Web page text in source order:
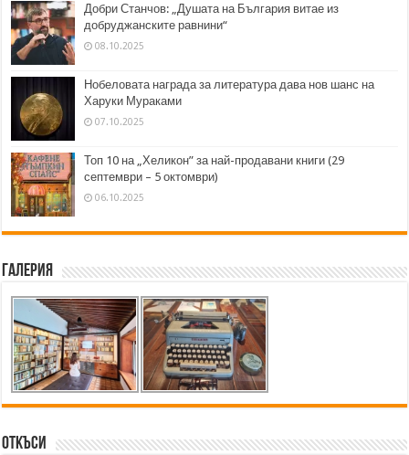
Добри Станчов: „Душата на България витае из
добруджанските равнини“
08.10.2025
Нобеловата награда за литература дава нов шанс на
Харуки Мураками
07.10.2025
Топ 10 на „Хеликон” за най-продавани книги (29
септември – 5 октомври)
06.10.2025
Галерия
Откъси